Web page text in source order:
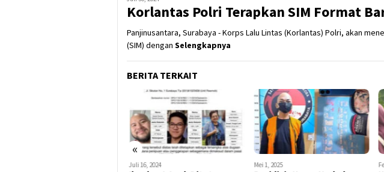
Korlantas Polri Terapkan SIM Format
Panjinusantara, Surabaya - Korps Lalu Lintas (Korlantas) Polri, akan
(SIM) dengan Selengkapnya
BERITA TERKAIT
«
Juli 16, 2024 Mei 1, 2025